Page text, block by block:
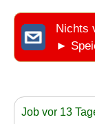
Nichts
►
Job vor 13